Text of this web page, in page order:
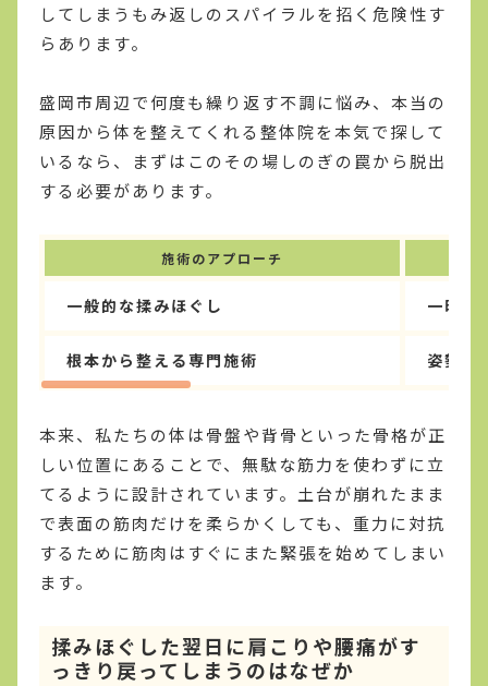
してしまうもみ返しのスパイラルを招く危険性す
らあります。
盛岡市周辺で何度も繰り返す不調に悩み、本当の
原因から体を整えてくれる整体院を本気で探して
いるなら、まずはこのその場しのぎの罠から脱出
する必要があります。
施術のアプローチ
一般的な揉みほぐし 一時的
根本から整える専門施術 姿勢改
本来、私たちの体は骨盤や背骨といった骨格が正
しい位置にあることで、無駄な筋力を使わずに立
てるように設計されています。土台が崩れたまま
で表面の筋肉だけを柔らかくしても、重力に対抗
するために筋肉はすぐにまた緊張を始めてしまい
ます。
揉みほぐした翌日に肩こりや腰痛がす
っきり戻ってしまうのはなぜか